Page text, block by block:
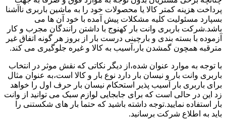
پرداخت هزینه کمتر کالا یا محصولات خود را به ماشین باربری ناآشنا
بسپارد مسئولیت کلیه مشکلات پیش آمده با خود آن ها می
باشد.شرکت باربری وانت بار کهنوج با داشتن رانندگان مجرب و کار
آزموده با بسته بندی و بارچینی درست بار از بروز هر گونه اتفاق غیر
مترقبه همچون گمشدن بار،آسیب به کالا و غیره جلوگیری می کند.
با توجه به موارد عنوان شده،از دیگر نکاتی که نقش موثر در انتخاب
باربری وانت بار و نیسان بار دارد نوع بار و کالا است،به عنوان مثال
برای باربری بار آسیب پذیر استحکام نیسان بار حرف اول را خواهد
زد این در حالی است که برای جابجایی لوازم سبک می توانید از وانت
بار استفاده نمایید.توجه داشته باشید که حتما بار های شکستنی را
باید به اطلاع شرکت برسانید.